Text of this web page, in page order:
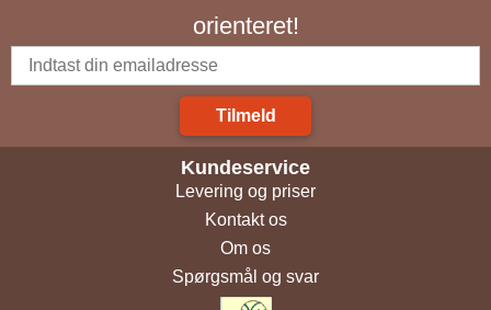
orienteret!
Tilmeld
Kundeservice
Levering og priser
Kontakt os
Om os
Spørgsmål og svar